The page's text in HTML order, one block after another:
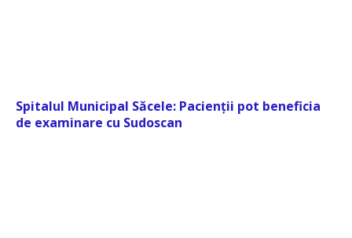
Spitalul Municipal Săcele: Pacienții pot beneficia
de examinare cu Sudoscan